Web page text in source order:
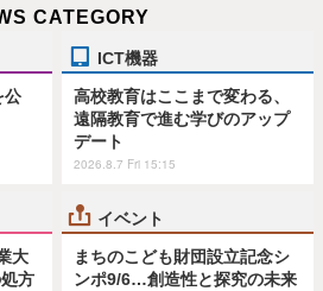
CATEGORY
公
ICT機器
高校教育はここまで変わる、
遠隔教育で進む学びのアップ
デート
2026.8.7 Fri 15:15
大
方
イベント
まちのこども財団設立記念シ
ンポ9/6…創造性と探究の未来